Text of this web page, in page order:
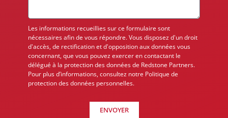
Les informations recueillies sur ce formulaire sont
nécessaires afin de vous répondre. Vous disposez d'un droit
d'accès, de rectification et d'opposition aux données vous
concernant, que vous pouvez exercer en contactant le
délégué à la protection des données de Redstone Partners.
Pour plus d’informations, consultez notre Politique de
protection des données personnelles.
ENVOYER